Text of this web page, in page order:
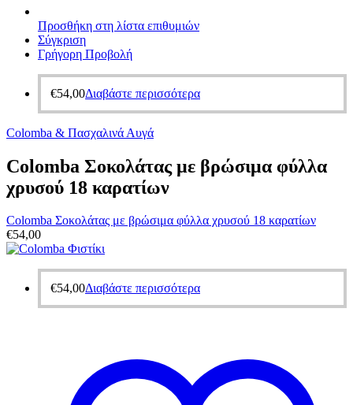
Προσθήκη στη λίστα επιθυμιών
Σύγκριση
Γρήγορη Προβολή
€54,00Διαβάστε περισσότερα
Colomba & Πασχαλινά Αυγά
Colomba Σοκολάτας με βρώσιμα φύλλα
χρυσού 18 καρατίων
Colomba Σοκολάτας με βρώσιμα φύλλα χρυσού 18 καρατίων
€54,00
€54,00Διαβάστε περισσότερα